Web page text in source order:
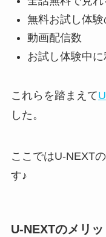
無料お試し体験
動画配信数
お試し体験中
これらを踏まえて
した。
ここではU-NEXT
す♪
U-NEXTのメリッ